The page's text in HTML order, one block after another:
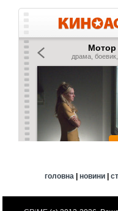
головна| новини|